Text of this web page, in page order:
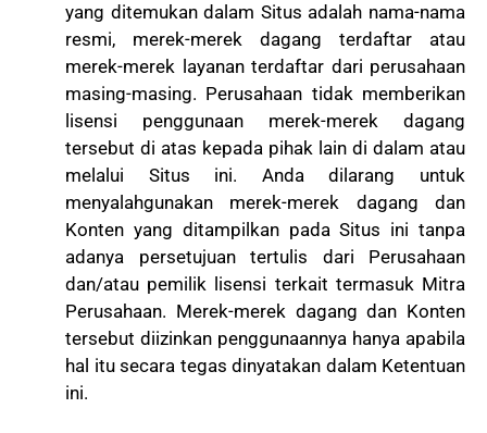
yang ditemukan dalam Situs adalah nama-nama
resmi, merek-merek dagang terdaftar atau
merek-merek layanan terdaftar dari perusahaan
masing-masing. Perusahaan tidak memberikan
lisensi penggunaan merek-merek dagang
tersebut di atas kepada pihak lain di dalam atau
melalui Situs ini. Anda dilarang untuk
menyalahgunakan merek-merek dagang dan
Konten yang ditampilkan pada Situs ini tanpa
adanya persetujuan tertulis dari Perusahaan
dan/atau pemilik lisensi terkait termasuk Mitra
Perusahaan. Merek-merek dagang dan Konten
tersebut diizinkan penggunaannya hanya apabila
hal itu secara tegas dinyatakan dalam Ketentuan
ini.